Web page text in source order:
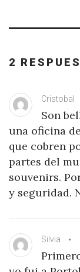
2
Cristobal
Son
una oficina
que cobren
partes del
souvenirs.
y seguridad.
Silvia